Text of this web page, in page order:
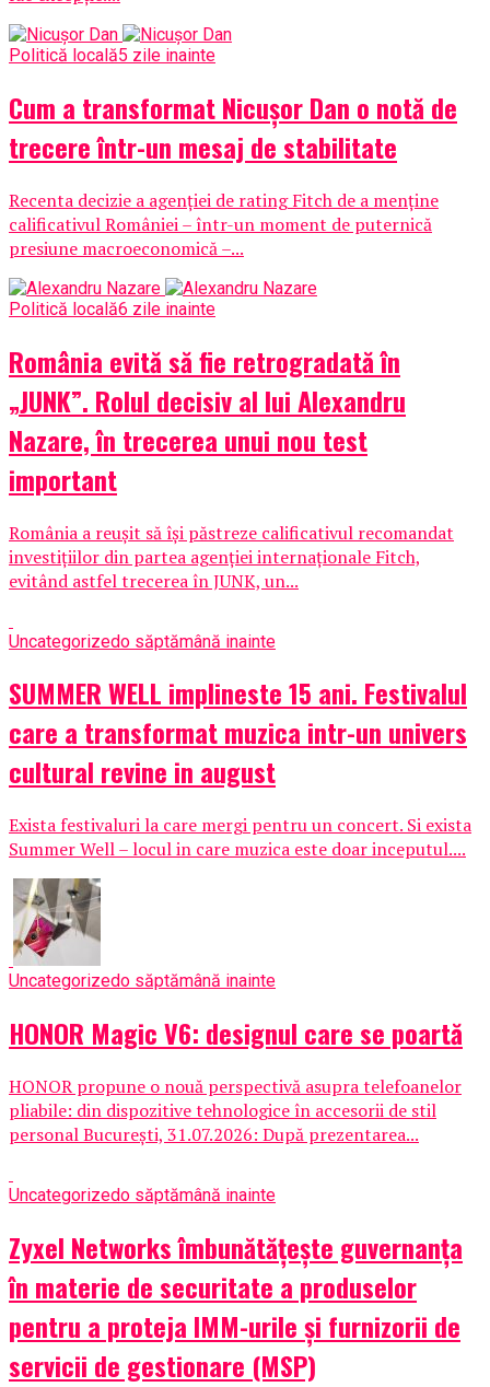
Politică locală5 zile inainte
Cum a transformat Nicușor Dan o notă de
trecere într-un mesaj de stabilitate
Recenta decizie a agenției de rating Fitch de a menține
calificativul României – într-un moment de puternică
presiune macroeconomică –...
Politică locală6 zile inainte
România evită să fie retrogradată în
„JUNK”. Rolul decisiv al lui Alexandru
Nazare, în trecerea unui nou test
important
România a reușit să își păstreze calificativul recomandat
investițiilor din partea agenției internaționale Fitch,
evitând astfel trecerea în JUNK, un...
Uncategorizedo săptămână inainte
SUMMER WELL implineste 15 ani. Festivalul
care a transformat muzica intr-un univers
cultural revine in august
Exista festivaluri la care mergi pentru un concert. Si exista
Summer Well – locul in care muzica este doar inceputul....
Uncategorizedo săptămână inainte
HONOR Magic V6: designul care se poartă
HONOR propune o nouă perspectivă asupra telefoanelor
pliabile: din dispozitive tehnologice în accesorii de stil
personal București, 31.07.2026: După prezentarea...
Uncategorizedo săptămână inainte
Zyxel Networks îmbunătățește guvernanța
în materie de securitate a produselor
pentru a proteja IMM-urile și furnizorii de
servicii de gestionare (MSP)